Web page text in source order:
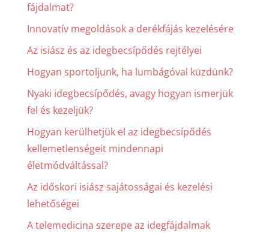
fájdalmat?
Innovatív megoldások a derékfájás kezelésére
Az isiász és az idegbecsípődés rejtélyei
Hogyan sportoljunk, ha lumbágóval küzdünk?
Nyaki idegbecsípődés, avagy hogyan ismerjük
fel és kezeljük?
Hogyan kerülhetjük el az idegbecsípődés
kellemetlenségeit mindennapi
életmódváltással?
Az időskori isiász sajátosságai és kezelési
lehetőségei
A telemedicina szerepe az idegfájdalmak